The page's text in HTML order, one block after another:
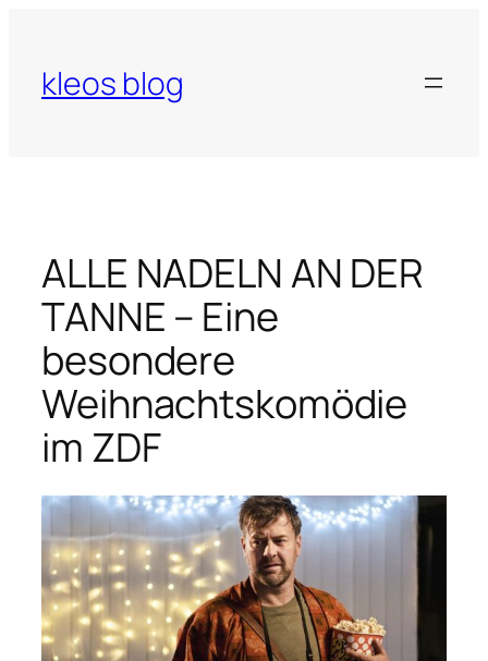
springen
kleos blog
ALLE NADELN AN DER
TANNE – Eine
besondere
Weihnachtskomödie
im ZDF